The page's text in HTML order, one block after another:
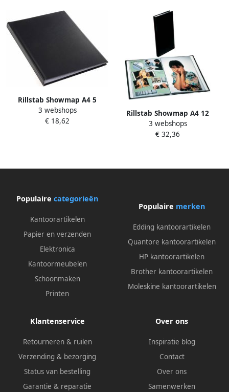
Rillstab Showmap A4 5
kanaals 50-tassen zwart
3 webshops
€ 18,62
Rillstab Showmap A4 12
kanaals 120-tassen zwart
3 webshops
€ 32,36
Populaire categorieën
Kantoorartikelen
Papier en verzenden
Elektronica
Kantoormeubelen
Schoonmaken
Printen
Populaire merken
Edding kantoorartikelen
Quantore kantoorartikelen
HP kantoorartikelen
Brother kantoorartikelen
Moleskine kantoorartikelen
Klantenservice
Retourneren & ruilen
Verzending & bezorging
Status van bestelling
Garantie & reparatie
Over ons
Inspiratie blog
Contact
Over ons
Samenwerken